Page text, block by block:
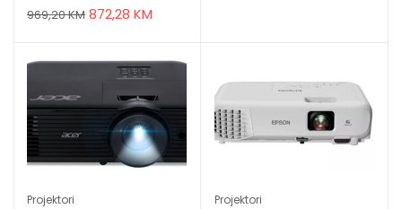
969,20KM 872,28 KM
Projektori Projektori